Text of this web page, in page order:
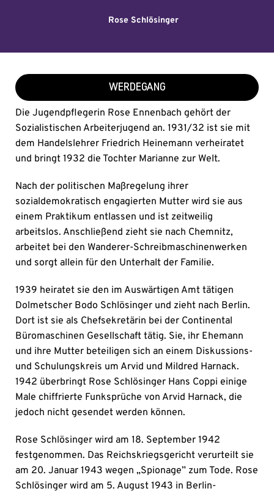
Rose Schlösinger
WERDEGANG
Die Jugendpflegerin Rose Ennenbach gehört der
Sozialistischen Arbeiterjugend an. 1931/32 ist sie mit
dem Handelslehrer Friedrich Heinemann verheiratet
und bringt 1932 die Tochter Marianne zur Welt.
Nach der politischen Maßregelung ihrer
sozialdemokratisch engagierten Mutter wird sie aus
einem Praktikum entlassen und ist zeitweilig
arbeitslos. Anschließend zieht sie nach Chemnitz,
arbeitet bei den Wanderer-Schreibmaschinenwerken
und sorgt allein für den Unterhalt der Familie.
1939 heiratet sie den im Auswärtigen Amt tätigen
Dolmetscher Bodo Schlösinger und zieht nach Berlin.
Dort ist sie als Chefsekretärin bei der Continental
Büromaschinen Gesellschaft tätig. Sie, ihr Ehemann
und ihre Mutter beteiligen sich an einem Diskussions-
und Schulungskreis um Arvid und Mildred Harnack.
1942 überbringt Rose Schlösinger Hans Coppi einige
Male chiffrierte Funksprüche von Arvid Harnack, die
jedoch nicht gesendet werden können.
Rose Schlösinger wird am 18. September 1942
festgenommen. Das Reichskriegsgericht verurteilt sie
am 20. Januar 1943 wegen „Spionage” zum Tode. Rose
Schlösinger wird am 5. August 1943 in Berlin-